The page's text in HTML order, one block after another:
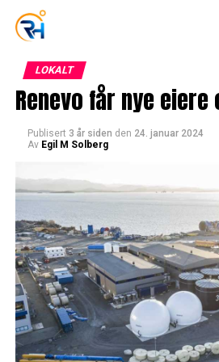
LOKALT
Renevo får nye
Publisert 3 år siden den 24. januar 2024
Av Egil M Solberg